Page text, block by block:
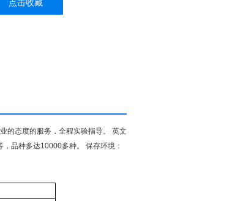
点击收藏
的态度的服务，全程实验指导。
英文
，品种多达10000多种。
保存环境：